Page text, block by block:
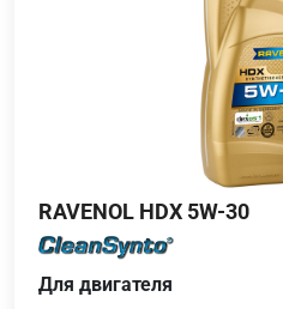
RAVENOL HDX 5W-30
Для двигателя